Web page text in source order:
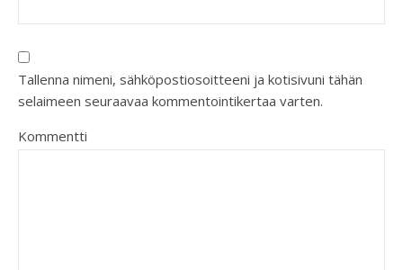
Tallenna nimeni, sähköpostiosoitteeni ja kotisivuni tähän
selaimeen seuraavaa kommentointikertaa varten.
Kommentti